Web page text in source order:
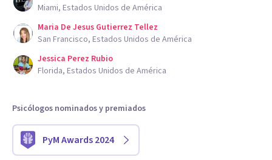
Miami, Estados Unidos de América
Maria De Jesus Gutierrez Tellez
San Francisco, Estados Unidos de América
Jessica Perez Rubio
Florida, Estados Unidos de América
Psicólogos nominados y premiados
PyM Awards 2024